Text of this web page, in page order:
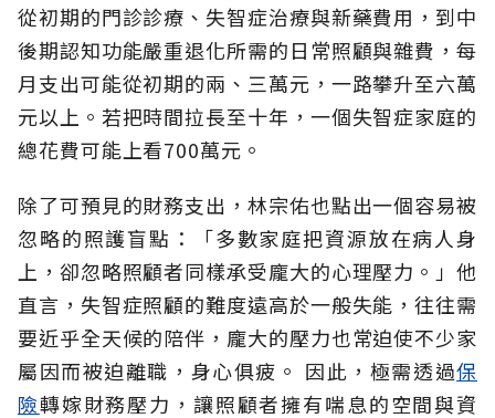
從初期的門診診療、失智症治療與新藥費用，到中
後期認知功能嚴重退化所需的日常照顧與雜費，每
月支出可能從初期的兩、三萬元，一路攀升至六萬
元以上。若把時間拉長至十年，一個失智症家庭的
總花費可能上看700萬元。
除了可預見的財務支出，林宗佑也點出一個容易被
忽略的照護盲點：「多數家庭把資源放在病人身
上，卻忽略照顧者同樣承受龐大的心理壓力。」他
直言，失智症照顧的難度遠高於一般失能，往往需
要近乎全天候的陪伴，龐大的壓力也常迫使不少家
屬因而被迫離職，身心俱疲。 因此，極需透過保
險轉嫁財務壓力，讓照顧者擁有喘息的空間與資